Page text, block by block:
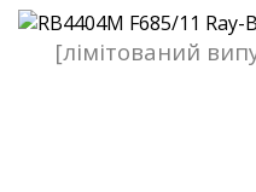
[лімітований